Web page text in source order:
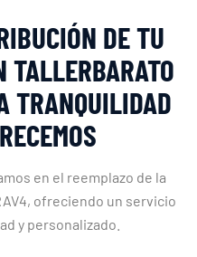
DE TU
TALLERBARATO
TRANQUILIDAD
en el reemplazo de la
ofreciendo un servicio
y personalizado.